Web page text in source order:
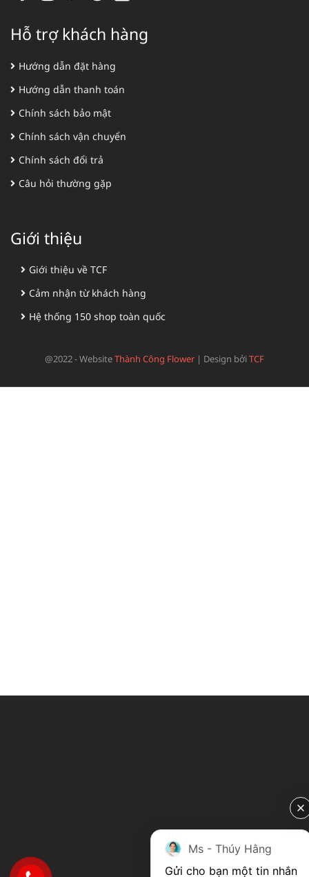
Hỗ trợ khách hàng
Hướng dẫn đặt hàng
Hướng dẫn thanh toán
Chính sách bảo mật
Chính sách vận chuyển
Chính sách đổi trả
Câu hỏi thường gặp
Giới thiệu
Giới thiệu về TCF
Cảm nhận từ khách hàng
Hệ thống 150 shop toàn quốc
@2022 - WebsiteThành Công Flower | Design bởiTCF
Ms - Thúy Hằng
Gửi cho bạn một tin nhắn